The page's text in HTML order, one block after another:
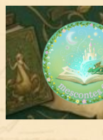
Aller
au
contenu